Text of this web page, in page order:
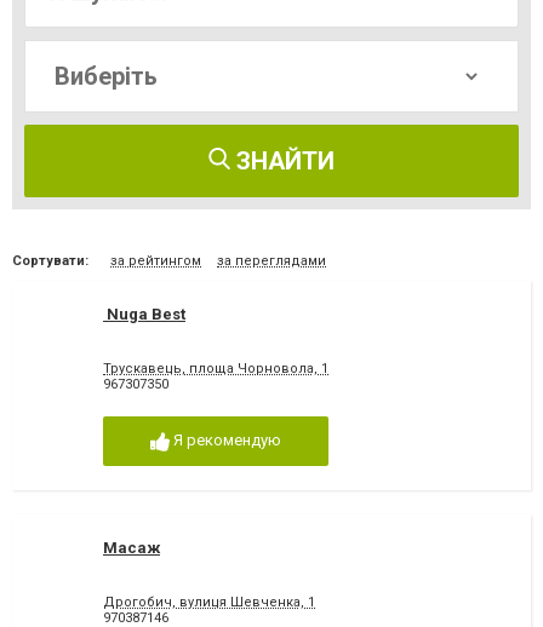
ЗНАЙТИ
Сортувати: за рейтингом за переглядами
Nuga Best
Трускавець, площа Чорновола, 1
967307350
Я рекомендую
Масаж
Дрогобич, вулиця Шевченка, 1
970387146